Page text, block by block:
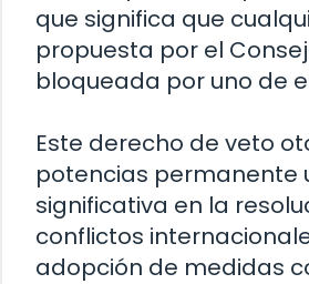
que significa que
propuesta por el
bloqueada por uno de
Este derecho de veto
potencias permanente
significativa en la
conflictos
adopción de medidas